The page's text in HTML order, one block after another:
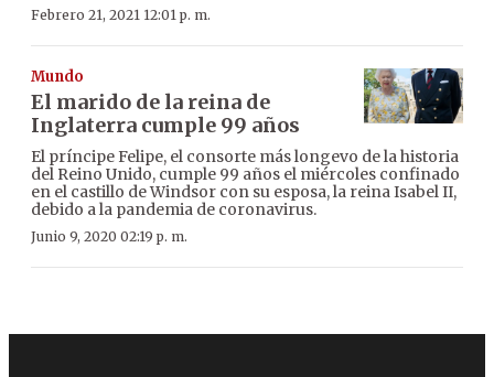
Febrero 21, 2021 12:01 p. m.
Mundo
El marido de la reina de
Inglaterra cumple 99 años
El príncipe Felipe, el consorte más longevo de la historia
del Reino Unido, cumple 99 años el miércoles confinado
en el castillo de Windsor con su esposa, la reina Isabel II,
debido a la pandemia de coronavirus.
Junio 9, 2020 02:19 p. m.